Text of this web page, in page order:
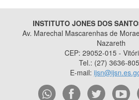
INSTITUTO JONES DOS
Av. Marechal Mascarenhas de
Nazareth
CEP: 29052-015 -
Tel.: (27) 3636-
E-mail: